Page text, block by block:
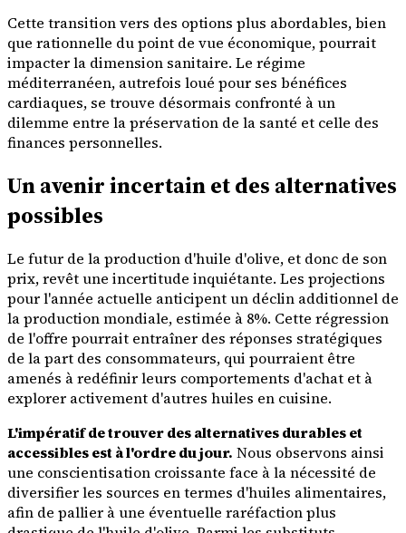
Cette transition vers des options plus abordables, bien
que rationnelle du point de vue économique, pourrait
impacter la dimension sanitaire. Le régime
méditerranéen, autrefois loué pour ses bénéfices
cardiaques, se trouve désormais confronté à un
dilemme entre la préservation de la santé et celle des
finances personnelles.
Un avenir incertain et des alternatives
possibles
Le futur de la production d'huile d'olive, et donc de son
prix, revêt une incertitude inquiétante. Les projections
pour l'année actuelle anticipent un déclin additionnel de
la production mondiale, estimée à 8%. Cette régression
de l'offre pourrait entraîner des réponses stratégiques
de la part des consommateurs, qui pourraient être
amenés à redéfinir leurs comportements d'achat et à
explorer activement d'autres huiles en cuisine.
L'impératif de trouver des alternatives durables et
accessibles est à l'ordre du jour. Nous observons ainsi
une conscientisation croissante face à la nécessité de
diversifier les sources en termes d'huiles alimentaires,
afin de pallier à une éventuelle raréfaction plus